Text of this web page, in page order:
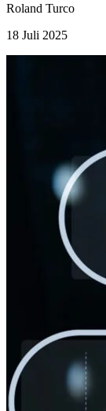
Roland Turco
18 Juli 2025